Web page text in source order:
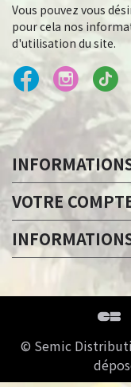
Vous pouvez vous
pour cela nos
d'utilisation du site.
VOTRE
© Semic